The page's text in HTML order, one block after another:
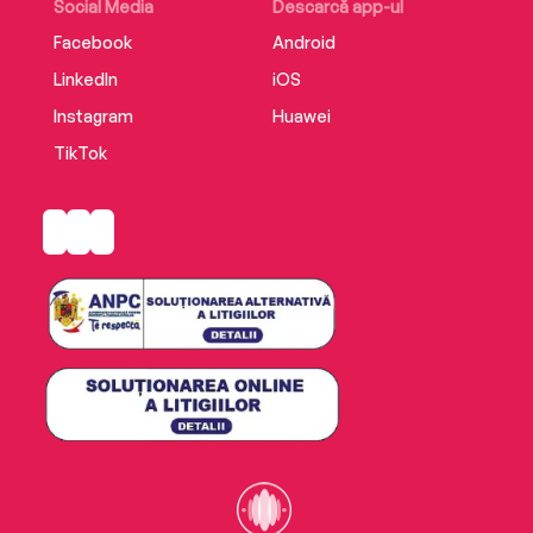
Social Media
Facebook
LinkedIn
Instagram
TikTok
Descarcă app-ul
Android
iOS
Huawei